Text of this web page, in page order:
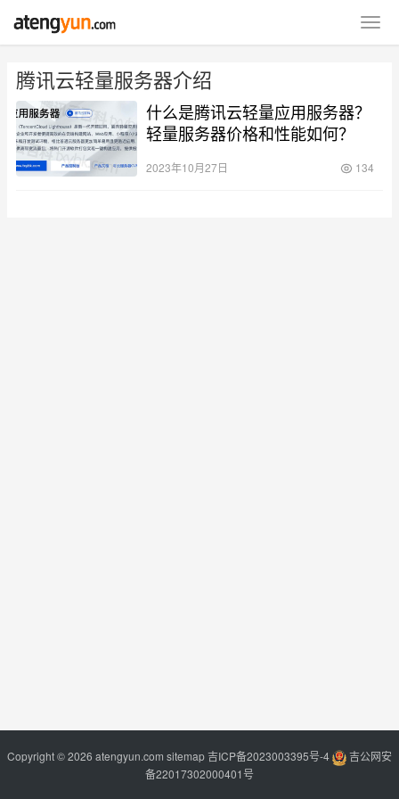
腾讯云轻量服务器介绍
什么是腾讯云轻量应用服务器？
轻量服务器价格和性能如何？
2023年10月27日 134
Copyright © 2026 atengyun.com sitemap吉ICP备2023003395号-4
吉公网安
备22017302000401号